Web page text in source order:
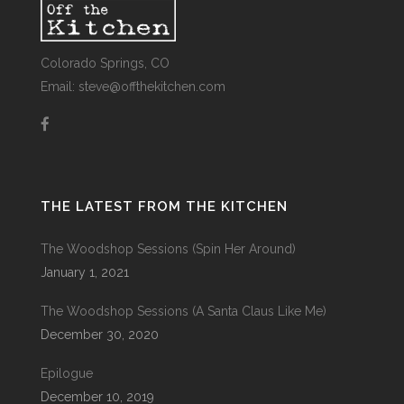
Colorado Springs, CO
Email: steve@offthekitchen.com
THE LATEST FROM THE KITCHEN
The Woodshop Sessions (Spin Her Around)
January 1, 2021
The Woodshop Sessions (A Santa Claus Like Me)
December 30, 2020
Epilogue
December 10, 2019